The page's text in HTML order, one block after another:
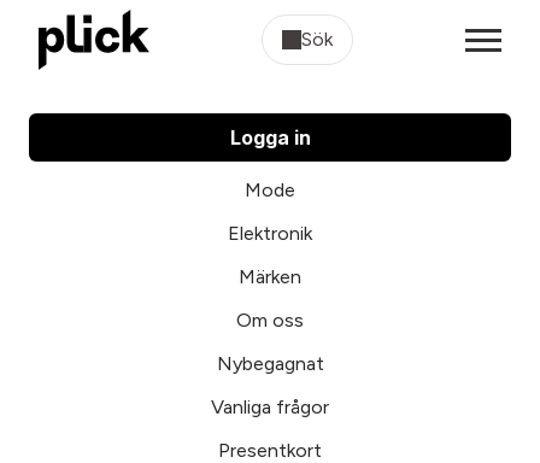
Sök
Logga in
Mode
Elektronik
Märken
Om oss
Nybegagnat
Vanliga frågor
Presentkort